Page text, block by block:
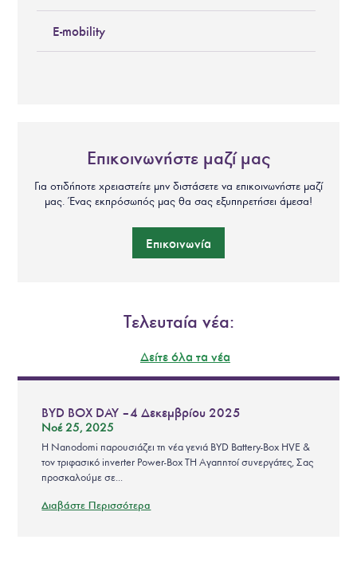
E-mobility
Επικοινωνήστε μαζί μας
Για οτιδήποτε χρειαστείτε μην διστάσετε να επικοινωνήστε μαζί
μας. Ένας εκπρόσωπός μας θα σας εξυπηρετήσει άμεσα!
Επικοινωνία
Τελευταία νέα:
Δείτε όλα τα νέα
BYD BOX DAY – 4 Δεκεμβρίου 2025
Νοέ 25, 2025
Η Nanodomi παρουσιάζει τη νέα γενιά BYD Battery-Box HVE &
τον τριφασικό inverter Power-Box TH Αγαπητοί συνεργάτες, Σας
προσκαλούμε σε...
Διαβάστε Περισσότερα